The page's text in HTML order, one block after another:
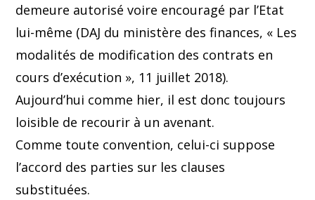
demeure autorisé voire encouragé par l’Etat
lui-même (DAJ du ministère des finances, « Les
modalités de modification des contrats en
cours d’exécution », 11 juillet 2018).
Aujourd’hui comme hier, il est donc toujours
loisible de recourir à un avenant.
Comme toute convention, celui-ci suppose
l’accord des parties sur les clauses
substituées.